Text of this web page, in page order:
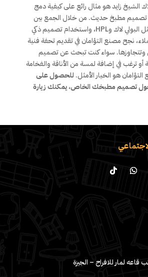
الشيخ زايد هو مثال رائع على كيفية دمج
تصميم مطبخ حديث. من خلال الجمع بين
مواد عالية الجودة مثل البولي لاك وHPL، واستخدام تصميم ذكي
نجح مصنع التؤامان في تقديم تحفة فنية
وتتجاوزها. سواء كنت تبحث عن تصميم
ترغب في إضافة لمسة من الأناقة والفخامة
هو الخيار الأمثل. للحصول على
تصميم مطبخك الخاص، يمكنك زيارة
لمار للافراح – الجيزة